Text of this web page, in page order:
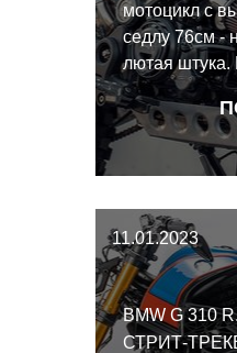
мотоцикл с
седлу 76см -
лютая штука.
менее,
столько
сколько не
большинству
это один из
и любимых
планете.
11.01.2023
BMW G 310
СТРИТ-